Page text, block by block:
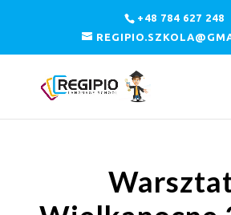
+48 784 627 248